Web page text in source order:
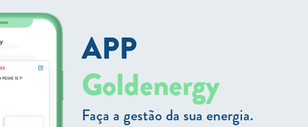
APP
Goldenergy
Faça a gestão da sua energia.